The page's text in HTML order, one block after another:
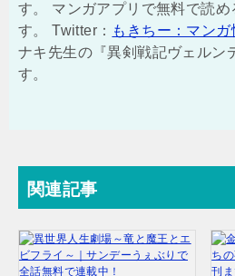
す。 マンガアプリで無料で読め
す。 Twitter： もきちー：マンガ
ナキ先生の『異剣戦記ヴェルン
す。
関連記事